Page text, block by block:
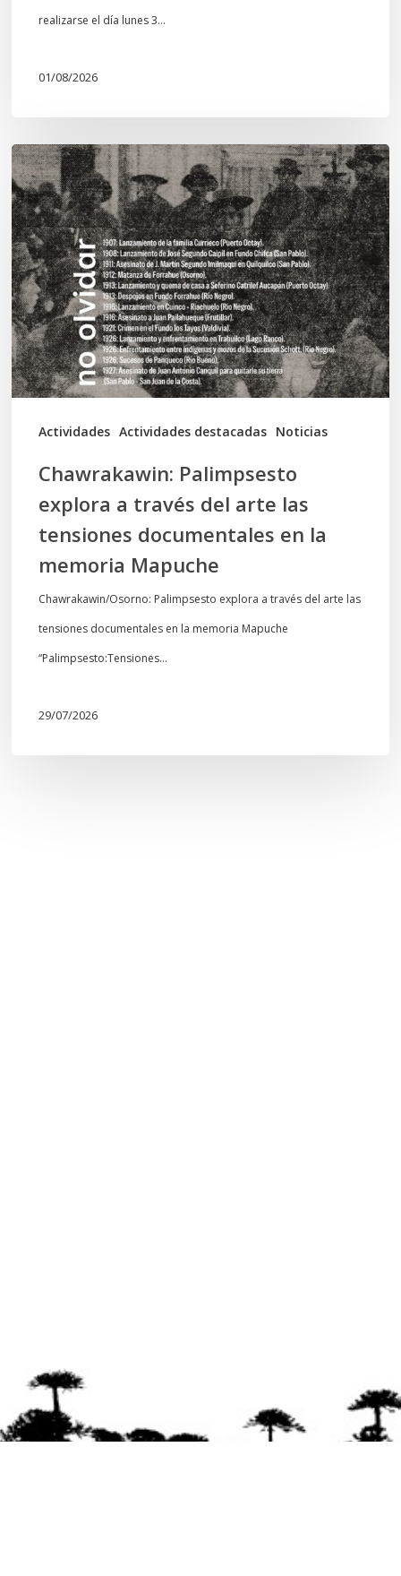
realizarse el día lunes 3…
01/08/2026
Actividades Actividades destacadas Noticias
Chawrakawin:
Palimpsesto
explora
a
través
del
arte
las
tensiones
documentales
memoria
Mapuche
Chawrakawin: Palimpsesto
explora a través del arte las
tensiones documentales en la
memoria Mapuche
Chawrakawin/Osorno: Palimpsesto explora a través del arte las
tensiones documentales en la memoria Mapuche
“Palimpsesto:Tensiones…
29/07/2026